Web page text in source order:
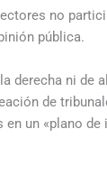
no
pública.
derecha ni de
de
un «plano de